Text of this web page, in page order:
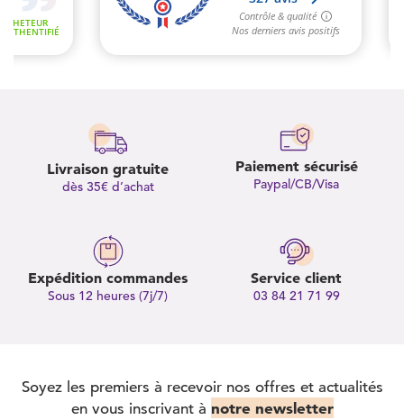
Livraison gratuite
dès 35€ d’achat
Paiement sécurisé
Paypal/CB/Visa
Expédition commandes
Sous 12 heures (7j/7)
Service client
03 84 21 71 99
Soyez les premiers à recevoir nos offres et actualités
en vous inscrivant à notre newsletter